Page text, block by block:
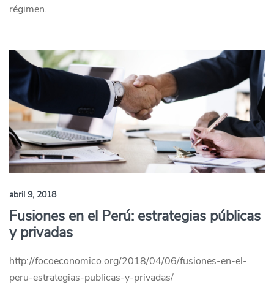
régimen.
abril 9, 2018
Fusiones en el Perú: estrategias públicas
y privadas
http://focoeconomico.org/2018/04/06/fusiones-en-el-
peru-estrategias-publicas-y-privadas/